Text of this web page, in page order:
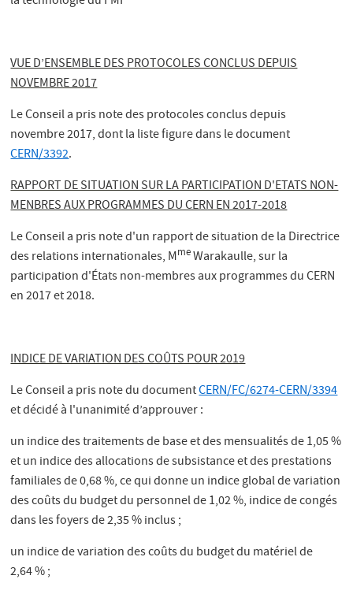
VUE D’ENSEMBLE DES PROTOCOLES CONCLUS DEPUIS
NOVEMBRE 2017
Le Conseil a pris note des protocoles conclus depuis
novembre 2017, dont la liste figure dans le document
CERN/3392.
RAPPORT DE SITUATION SUR LA PARTICIPATION D'ETATS NON-
MENBRES AUX PROGRAMMES DU CERN EN 2017-2018
Le Conseil a pris note d'un rapport de situation de la Directrice
des relations internationales, MmeWarakaulle, sur la
participation d'États non-membres aux programmes du CERN
en 2017 et 2018.
INDICE DE VARIATION DES COÛTS POUR 2019
Le Conseil a pris note du documentCERN/FC/6274-CERN/3394
et décidé à l'unanimité d’approuver :
un indice des traitements de base et des mensualités de 1,05 %
et un indice des allocations de subsistance et des prestations
familiales de 0,68 %, ce qui donne un indice global de variation
des coûts du budget du personnel de 1,02 %, indice de congés
dans les foyers de 2,35 % inclus ;
un indice de variation des coûts du budget du matériel de
2,64 % ;